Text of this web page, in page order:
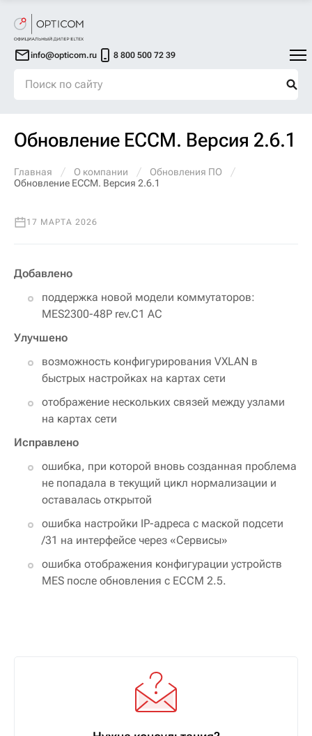
info@opticom.ru 8 800 500 72 39
Обновление ECCM. Версия 2.6.1
Главная О компании
Обновления ПО
Обновление ECCM. Версия 2.6.1
17 МАРТА 2026
Добавлено
поддержка новой модели коммутаторов:
MES2300-48P rev.C1 AC
Улучшено
возможность конфигурирования VXLAN в
быстрых настройках на картах сети
отображение нескольких связей между узлами
на картах сети
Исправлено
ошибка, при которой вновь созданная проблема
не попадала в текущий цикл нормализации и
оставалась открытой
ошибка настройки IP-адреса с маской подсети
/31 на интерфейсе через «Сервисы»
ошибка отображения конфигурации устройств
MES после обновления с ECCM 2.5.